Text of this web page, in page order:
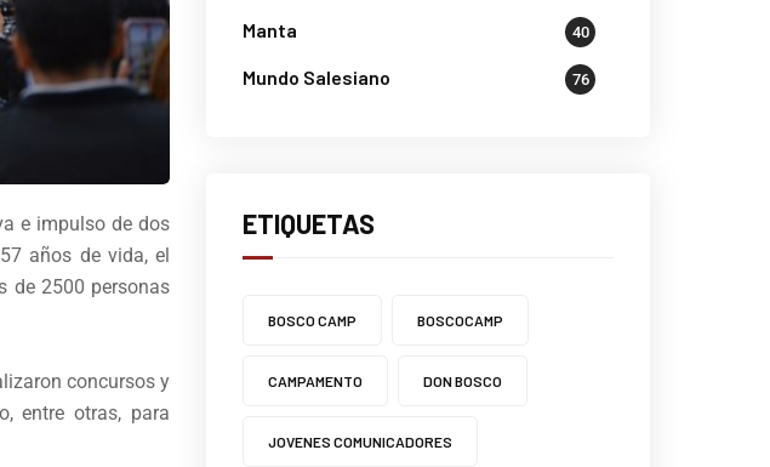
e impulso de dos
años de vida, el
de 2500 personas
concursos y
entre otras, para
Manta 40
Mundo Salesiano 76
ETIQUETAS
BOSCO CAMP BOSCOCAMP
CAMPAMENTO DON BOSCO
JOVENES COMUNICADORES